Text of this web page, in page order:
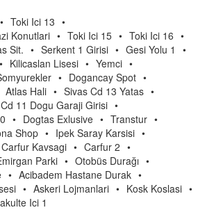
• Toki Ici 13 •
Konutlari • Toki Ici 15 • Toki Ici 16 •
Sit. • Serkent 1 Girisi • Gesi Yolu 1
•
• Kilicaslan Lisesi • Yemci •
• Dogancay Spot •
Atlas Hali • Sivas Cd 13 Yatas •
11 Dogu Garaji Girisi •
• Dogtas Exlusive • Transtur •
Shop • Ipek Saray Karsisi •
Carfur Kavsagi • Carfur 2 •
Parki • Otobüs Durağı •
• Acibadem Hastane Durak •
• Askeri Lojmanlari • Kosk Koslasi •
Ici 1